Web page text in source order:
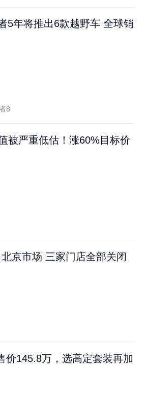
5年将推出6款越野车 全球销
8
被严重低估！涨60%目标价
京市场 三家门店全部关闭
价145.8万，选高定套装再加